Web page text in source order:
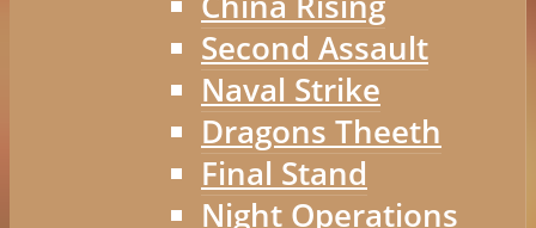
Second Assault
Naval Strike
Dragons Theeth
Final Stand
Night Operations